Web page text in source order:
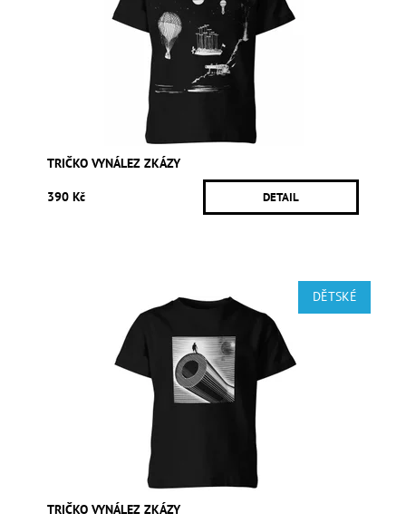
TRIČKO VYNÁLEZ ZKÁZY
390 Kč DETAIL
DĚTSKÉ
TRIČKO VYNÁLEZ ZKÁZY